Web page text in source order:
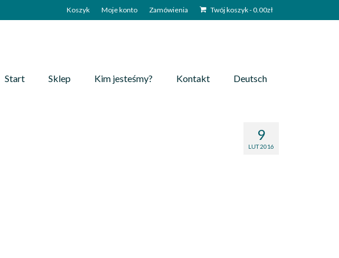
Koszyk Moje konto Zamówienia Twój koszyk-0.00zł
Start Sklep Kim jesteśmy? Kontakt Deutsch
9
LUT 2016